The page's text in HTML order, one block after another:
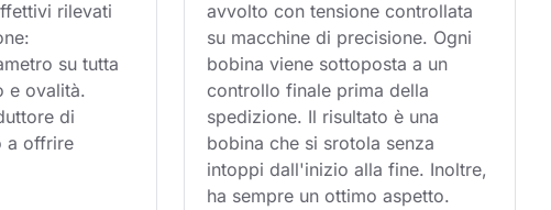
rilevati
su tutta
e ovalità.
di
a offrire
avvolto con tensione controllata
su macchine di precisione. Ogni
bobina viene sottoposta a un
controllo finale prima della
spedizione. Il risultato è una
bobina che si srotola senza
intoppi dall'inizio alla fine. Inoltre,
ha sempre un ottimo aspetto.